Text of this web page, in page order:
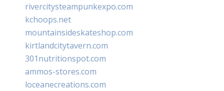
rivercitysteampunkexpo.com
kchoops.net
mountainsideskateshop.com
kirtlandcitytavern.com
301nutritionspot.com
ammos-stores.com
loceanecreations.com